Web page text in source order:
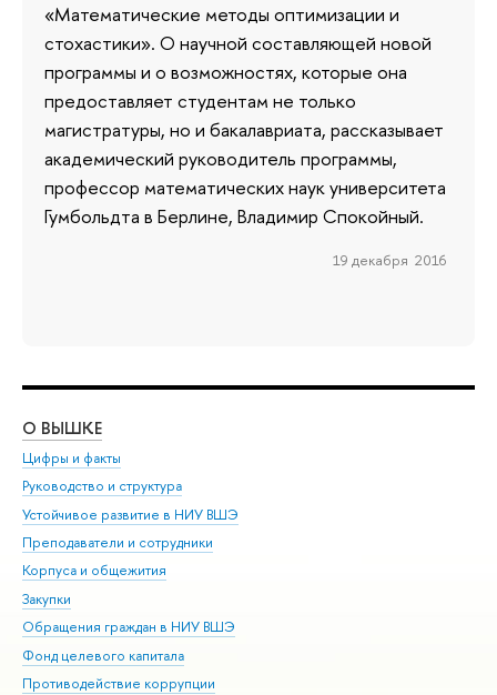
«Математические методы оптимизации и
стохастики». О научной составляющей новой
программы и о возможностях, которые она
предоставляет студентам не только
магистратуры, но и бакалавриата, рассказывает
академический руководитель программы,
профессор математических наук университета
Гумбольдта в Берлине, Владимир Спокойный.
19 декабря 2016
О ВЫШКЕ
Цифры и факты
Руководство и структура
Устойчивое развитие в НИУ ВШЭ
Преподаватели и сотрудники
Корпуса и общежития
Закупки
Обращения граждан в НИУ ВШЭ
Фонд целевого капитала
Противодействие коррупции